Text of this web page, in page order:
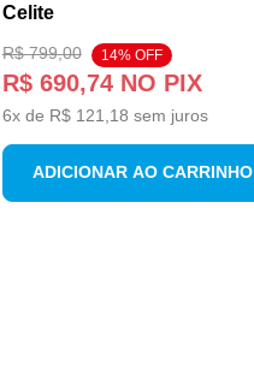
Celite
R$ 799,00 14% OFF
R$ 690,74NO PIX
6x de R$ 121 18 sem juros
ADICIONAR AO CARRINHO